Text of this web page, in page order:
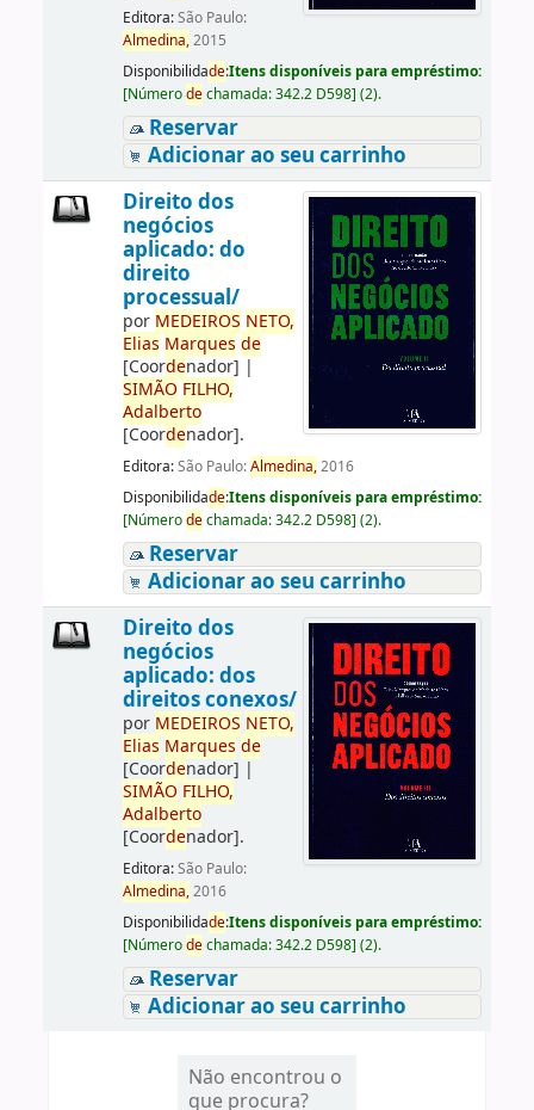
Editora:São Paulo:
Almedina,2015
Disponibilidade:Itens disponíveis para empréstimo:
[Númerodechamada:342.2 D598] (2).
Reservar
Adicionar ao seu carrinho
Direito dos
negócios
aplicado: do
direito
processual/
por MEDEIROS NETO,
Elias Marques de
[Coordenador] |
SIMÃO FILHO,
Adalberto
[Coordenador].
Editora:São Paulo:Almedina,2016
Disponibilidade:Itens disponíveis para empréstimo:
[Númerodechamada:342.2 D598] (2).
Reservar
Adicionar ao seu carrinho
Direito dos
negócios
aplicado: dos
direitos conexos/
por MEDEIROS NETO,
Elias Marques de
[Coordenador] |
SIMÃO FILHO,
Adalberto
[Coordenador].
Editora:São Paulo:
Almedina,2016
Disponibilidade:Itens disponíveis para empréstimo:
[Númerodechamada:342.2 D598] (2).
Reservar
Adicionar ao seu carrinho
Não encontrou o
que procura?